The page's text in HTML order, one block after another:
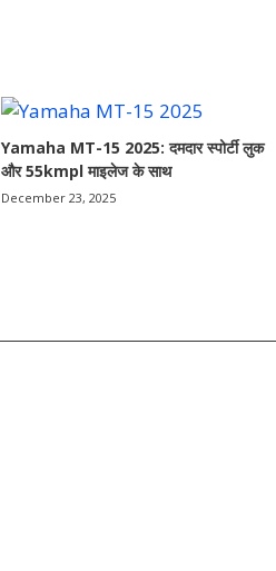
Yamaha MT-15 2025: दमदार स्पोर्टी लुक
और 55kmpl माइलेज के साथ
December 23, 2025